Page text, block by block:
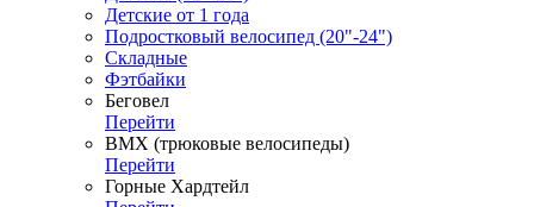
Детские от 1 года
Подростковый велосипед (20"-24")
Складные
Фэтбайки
Беговел
Перейти
ВМХ (трюковые велосипеды)
Перейти
Горные Хардтейл